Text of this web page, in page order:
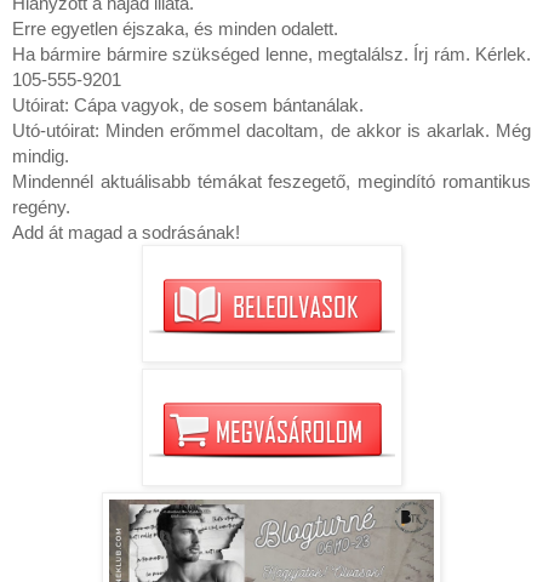
Erre egyetlen éjszaka, és minden odalett.
Ha bármire bármire szükséged lenne, megtalálsz. Írj rám. Kérlek.
105-555-9201
Utóirat: Cápa vagyok, de sosem bántanálak.
Utó-utóirat: Minden erőmmel dacoltam, de akkor is akarlak. Még
mindig.
Mindennél aktuálisabb témákat feszegető, megindító romantikus
regény.